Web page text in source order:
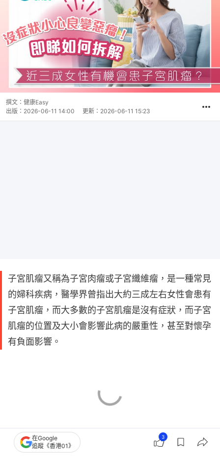
撰文： 健康Easy
出版： 2026-06-11 14:00 更新： 2026-06-11 15:23
子宮肌瘤又稱為子宮肉瘤或子宮纖維瘤，是一種常見
的婦科疾病，醫學界曾指出大約三成左右女性會患有
子宮肌瘤，而大多數的子宮肌瘤是沒有症狀，而子宮
肌瘤的位置及大小會影響此病的嚴重性，甚至對懷孕
有負面影響。
在Google
追蹤《香港01》
3